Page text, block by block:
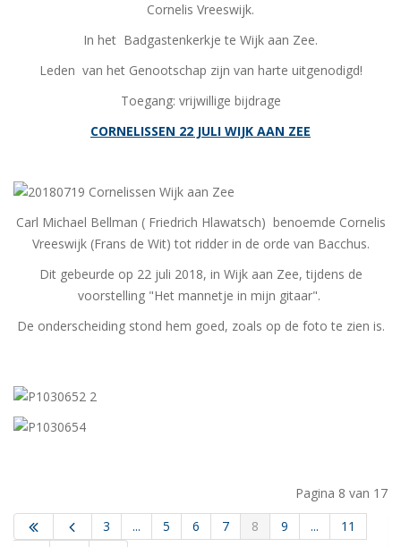
Cornelis Vreeswijk.
In het Badgastenkerkje te Wijk aan Zee.
Leden van het Genootschap zijn van harte uitgenodigd!
Toegang: vrijwillige bijdrage
CORNELISSEN 22 JULI WIJK AAN ZEE
Carl Michael Bellman ( Friedrich Hlawatsch) benoemde Cornelis
Vreeswijk (Frans de Wit) tot ridder in de orde van Bacchus.
Dit gebeurde op 22 juli 2018, in Wijk aan Zee, tijdens de
voorstelling "Het mannetje in mijn gitaar".
De onderscheiding stond hem goed, zoals op de foto te zien is.
Pagina 8 van 17
3
... 5 6 7 8 9 ...
11